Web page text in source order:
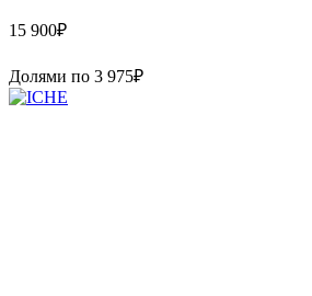
15 900₽
Долями по 3 975₽